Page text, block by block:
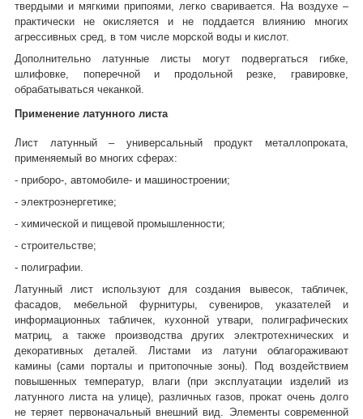
твердыми и мягкими припоями, легко сваривается. На воздухе –
практически не окисляется и не поддается влиянию многих
агрессивных сред, в том числе морской воды и кислот.
Дополнительно латунные листы могут подвергаться гибке,
шлифовке, поперечной и продольной резке, гравировке,
обрабатываться чеканкой.
Применение латунного листа
Лист латунный – универсальный продукт металлопроката,
применяемый во многих сферах:
- приборо-, автомобиле- и машиностроении;
- электроэнергетике;
- химической и пищевой промышленности;
- строительстве;
- полиграфии.
Латунный лист используют для создания вывесок, табличек,
фасадов, мебельной фурнитуры, сувениров, указателей и
информационных табличек, кухонной утвари, полиграфических
матриц, а также производства других электротехнических и
декоративных деталей. Листами из латуни облагораживают
камины (сами порталы и притопочные зоны). Под воздействием
повышенных температур, влаги (при эксплуатации изделий из
латунного листа на улице), различных газов, прокат очень долго
не теряет первоначальный внешний вид. Элементы современной